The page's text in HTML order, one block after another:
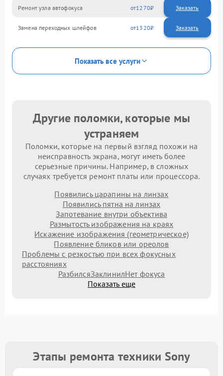
Ремонт узла автофокуса 1270
Замена переходных шлейфов 1320
Показать все услуги
Другие поломки, которые мы
устраняем
Поломки, которые на первый взгляд похожи на
неисправность экрана, могут иметь более
серьезные причины. Например, в сложных
случаях требуется ремонт платы или процессора.
Появились царапины на линзах
Появились пятна на линзах
Запотевание внутри объектива
Размытость изображения на краях
Искажение изображения (геометрическое)
Появление бликов или ореолов
Проблемы с резкостью при всех фокусных
расстояниях
РазбилсяЗаклинилНет фокуса
Показать еще
Этапы ремонта техники Sony